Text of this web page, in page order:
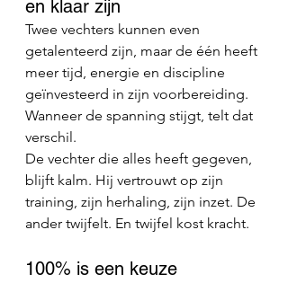
en klaar zijn
Twee vechters kunnen even
getalenteerd zijn, maar de één heeft
meer tijd, energie en discipline
geïnvesteerd in zijn voorbereiding.
Wanneer de spanning stijgt, telt dat
verschil.
De vechter die alles heeft gegeven,
blijft kalm. Hij vertrouwt op zijn
training, zijn herhaling, zijn inzet. De
ander twijfelt. En twijfel kost kracht.
100% is een keuze